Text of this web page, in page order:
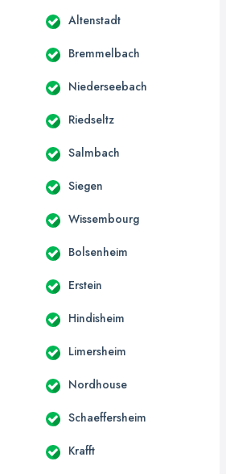
Altenstadt
Bremmelbach
Niederseebach
Riedseltz
Salmbach
Siegen
Wissembourg
Bolsenheim
Erstein
Hindisheim
Limersheim
Nordhouse
Schaeffersheim
Krafft